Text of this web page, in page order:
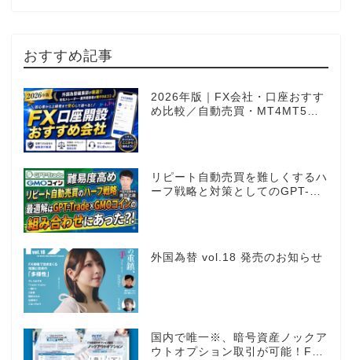
おすすめ記事
2026年版｜FX会社・口座おすす
め比較／自動売買・MT4MT5対
リピート自動売買を難しくするハ
ーフ戦略と対策としてのGPT-
外国為替 vol.18 発売のお知らせ
国内で唯一※、暗号資産ノックア
ウトオプション取引が可能！FX